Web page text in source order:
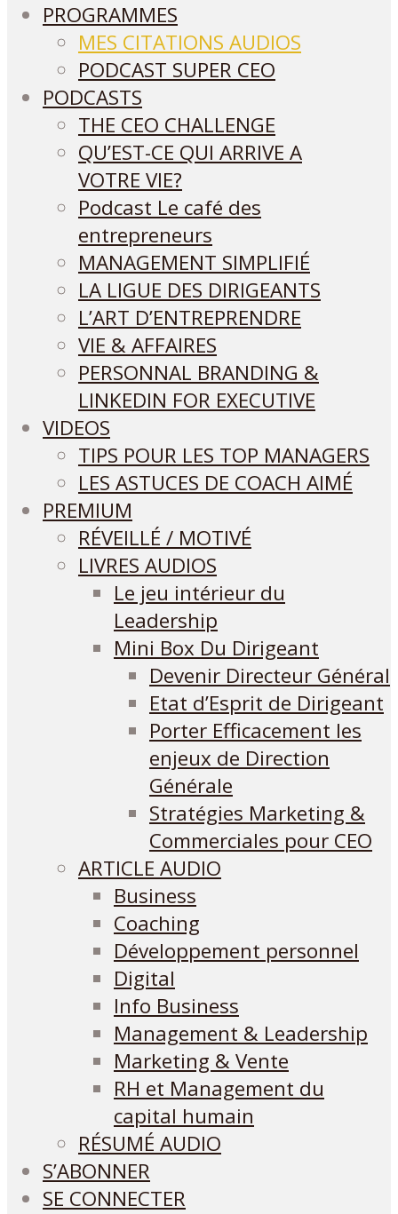
PROGRAMMES
MES CITATIONS AUDIOS
PODCAST SUPER CEO
PODCASTS
THE CEO CHALLENGE
QU’EST-CE QUI ARRIVE A
VOTRE VIE?
Podcast Le café des
entrepreneurs
MANAGEMENT SIMPLIFIÉ
LA LIGUE DES DIRIGEANTS
L’ART D’ENTREPRENDRE
VIE & AFFAIRES
PERSONNAL BRANDING &
LINKEDIN FOR EXECUTIVE
VIDEOS
TIPS POUR LES TOP MANAGERS
LES ASTUCES DE COACH AIMÉ
PREMIUM
RÉVEILLÉ / MOTIVÉ
LIVRES AUDIOS
Le jeu intérieur du
Leadership
Mini Box Du Dirigeant
Devenir Directeur Général
Etat d’Esprit de Dirigeant
Porter Efficacement les
enjeux de Direction
Générale
Stratégies Marketing &
Commerciales pour CEO
ARTICLE AUDIO
Business
Coaching
Développement personnel
Digital
Info Business
Management & Leadership
Marketing & Vente
RH et Management du
capital humain
RÉSUMÉ AUDIO
S’ABONNER
SE CONNECTER